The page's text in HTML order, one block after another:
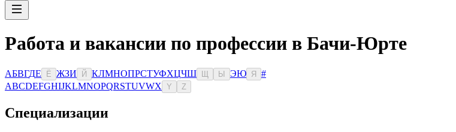
Работа и вакансии по профессии в Бачи-Юрте
АБВГДЕ Ё ЖЗИ Й КЛМНОПРСТУФХЦЧШ Ы ЭЮ Я
#
ABCDEFGHIJKLMNOPQRSTUVWX Y Z
Специализации